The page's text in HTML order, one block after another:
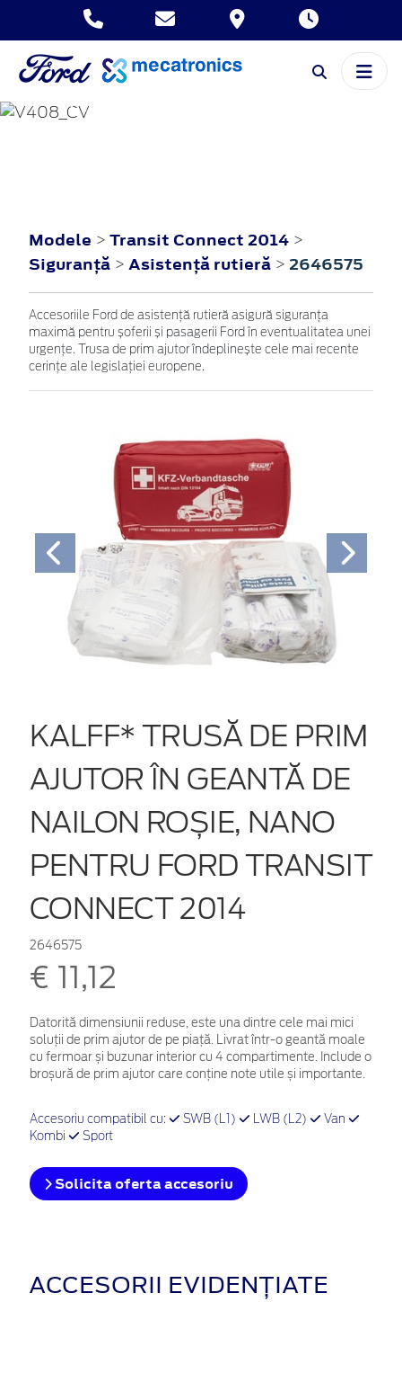
TRANSIT CONNECT
Modele > Transit Connect 2014 >
Siguranţă > Asistenţă rutieră > 2646575
Accesoriile Ford de asistență rutieră asigură siguranța
maximă pentru șoferii și pasagerii Ford în eventualitatea unei
urgențe. Trusa de prim ajutor îndeplinește cele mai recente
cerințe ale legislației europene.
KALFF* TRUSĂ DE PRIM
AJUTOR ÎN GEANTĂ DE
NAILON ROȘIE, NANO
PENTRU FORD TRANSIT
CONNECT 2014
2646575
€ 11,12
Datorită dimensiunii reduse, este una dintre cele mai mici
soluții de prim ajutor de pe piață. Livrat într-o geantă moale
cu fermoar și buzunar interior cu 4 compartimente. Include o
broșură de prim ajutor care conține note utile și importante.
Accesoriu compatibil cu: SWB (L1) LWB (L2)
Van
Kombi
Sport
Solicita oferta accesoriu
ACCESORII EVIDENȚIATE